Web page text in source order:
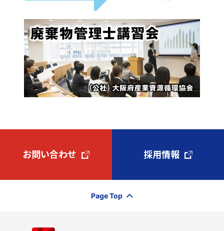
お問い合わせ 採用情報
Page Top